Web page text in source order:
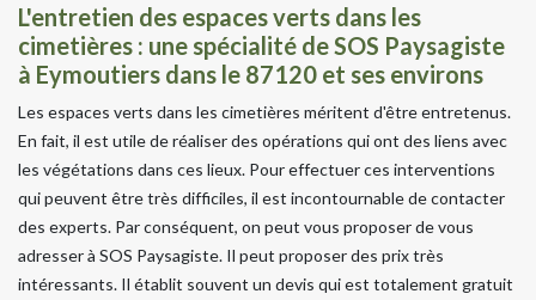
L'entretien des espaces verts dans les
cimetières : une spécialité de SOS Paysagiste
à Eymoutiers dans le 87120 et ses environs
Les espaces verts dans les cimetières méritent d'être entretenus.
En fait, il est utile de réaliser des opérations qui ont des liens avec
les végétations dans ces lieux. Pour effectuer ces interventions
qui peuvent être très difficiles, il est incontournable de contacter
des experts. Par conséquent, on peut vous proposer de vous
adresser à SOS Paysagiste. Il peut proposer des prix très
intéressants. Il établit souvent un devis qui est totalement gratuit